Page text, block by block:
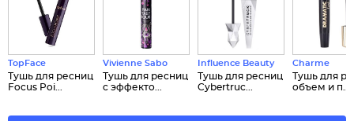
TopFace
Тушь для ресниц
Focus Poi...
Vivienne Sabo
Тушь для ресниц
с эффекто...
Influence Beauty
Тушь для ресниц
Cybertruc...
Charme
Тушь для
объем и п...